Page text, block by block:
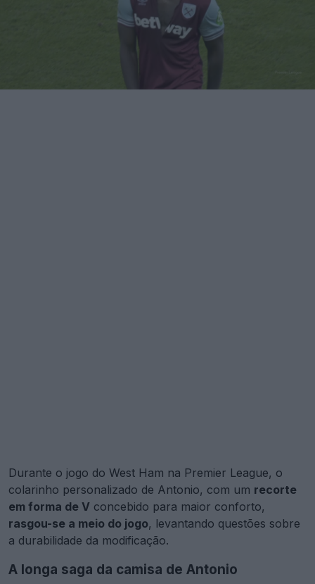
Durante o jogo do West Ham na Premier League, o
colarinho personalizado de Antonio, com um recorte
em forma de V concebido para maior conforto,
rasgou-se a meio do jogo, levantando questões sobre
a durabilidade da modificação.
A longa saga da camisa de Antonio